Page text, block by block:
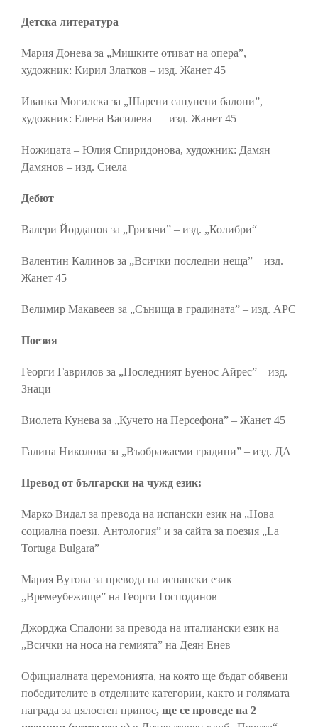
Детска литература
Мария Донева за „Мишките отиват на опера”,
художник: Кирил Златков – изд. Жанет 45
Иванка Могилска за „Шарени сапунени балони”,
художник: Елена Василева –– изд. Жанет 45
Ножицата – Юлия Спиридонова, художник: Дамян
Дамянов – изд. Сиела
Дебют
Валери Йорданов за „Гризачи” – изд. „Колибри“
Валентин Калинов за „Всички последни неща” – изд.
Жанет 45
Велимир Макавеев за „Сънища в градината” – изд. АРС
Поезия
Георги Гаврилов за „Последният Буенос Айрес” – изд.
Знаци
Виолета Кунева за „Кучето на Персефона” – Жанет 45
Галина Николова за „Въображаеми градини” – изд. ДА
Превод от български на чужд език:
Марко Видал за превода на испански език на „Нова
социална поези. Антология” и за сайта за поезия „La
Tortuga Bulgara”
Мария Вутова за превода на испански език
„Времеубежище” на Георги Господинов
Джорджа Спадони за превода на италиански език на
„Всички на носа на гемията” на Деян Енев
Официалната церемонията, на която ще бъдат обявени
победителите в отделните категории, както и голямата
награда за цялостен принос, ще се проведе на 2